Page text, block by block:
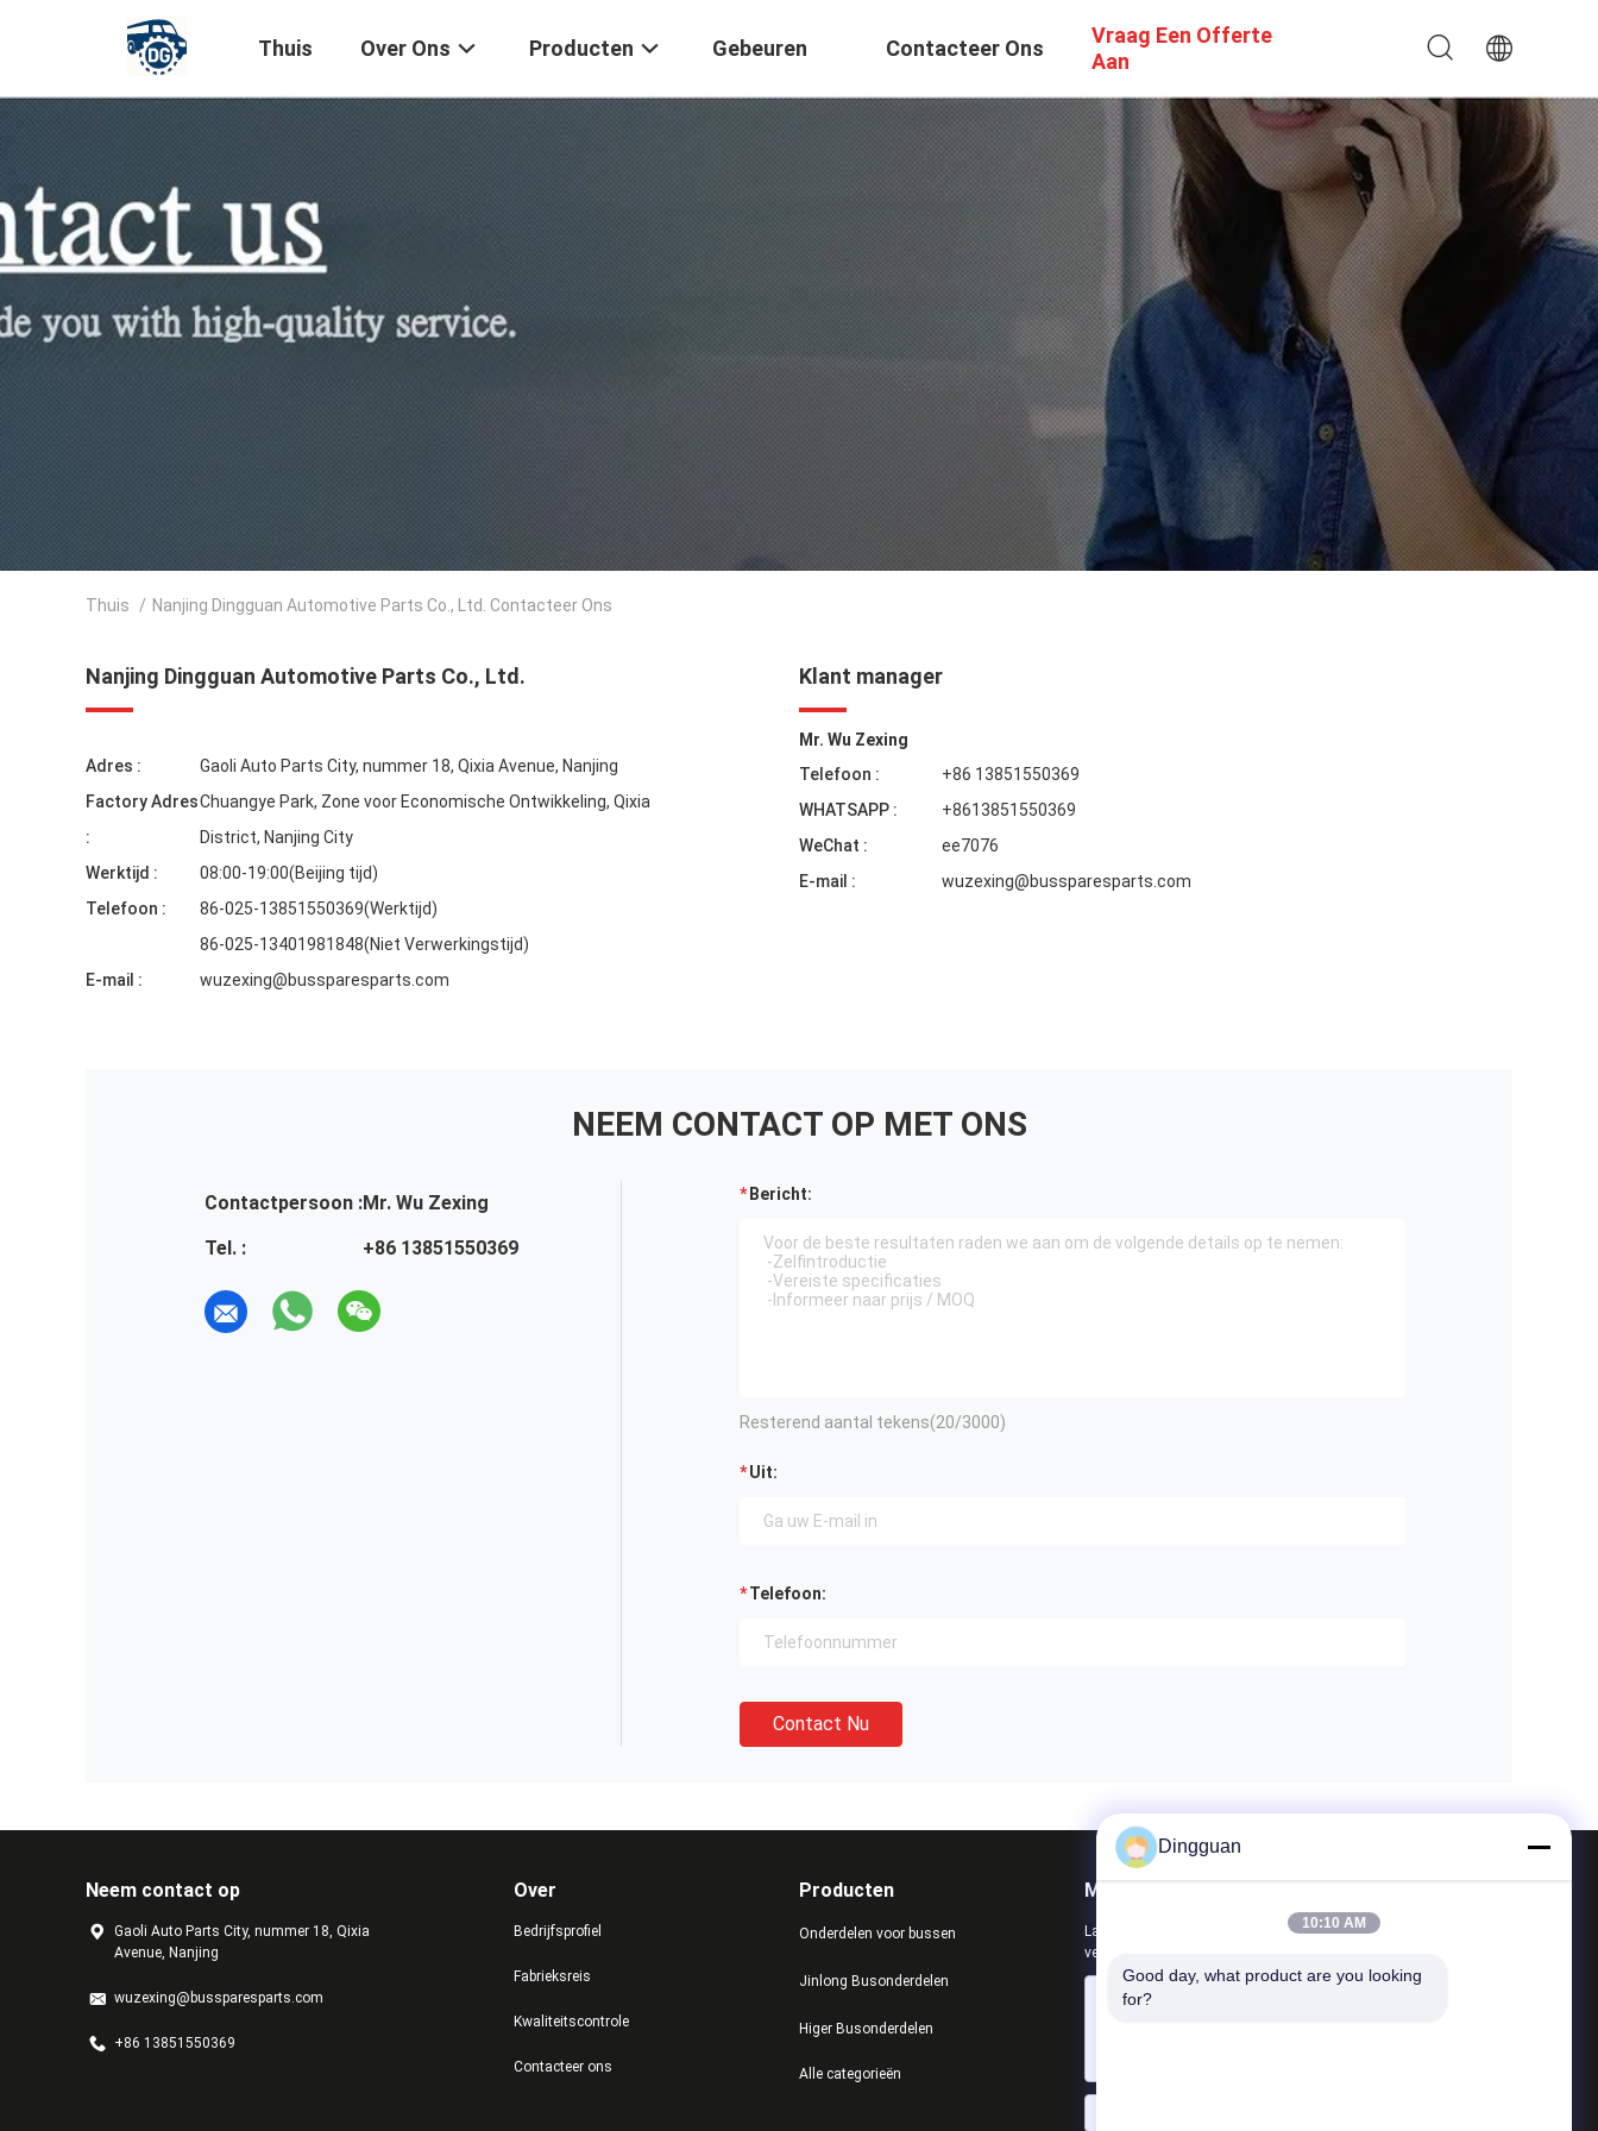
Thuis Over Ons Producten Gebeuren Contacteer Ons
Vraag Een Offerte
Aan
Thuis / Nanjing Dingguan Automotive Parts Co., Ltd. Contacteer Ons
Nanjing Dingguan Automotive Parts Co., Ltd.
Adres :
Gaoli Auto Parts City, nummer 18, Qixia Avenue, Nanjing
Factory Adres
:
Chuangye Park, Zone voor Economische Ontwikkeling, Qixia
District, Nanjing City
Werktijd :
08:00-19:00(Beijing tijd)
Telefoon :
86-025-13851550369(Werktijd)
86-025-13401981848(Niet Verwerkingstijd)
E-mail :
wuzexing@bussparesparts.com
Klant manager
Mr. Wu Zexing
Telefoon :
+86 13851550369
WHATSAPP :
+8613851550369
WeChat :
ee7076
E-mail :
wuzexing@bussparesparts.com
NEEM CONTACT OP MET ONS
Contactpersoon :Mr. Wu Zexing
Tel. :
+86 13851550369
Bericht:
Resterend aantal tekens(20/3000)
Uit:
Telefoon:
Contact Nu
Neem contact op
Gaoli Auto Parts City, nummer 18, Qixia
Avenue, Nanjing
wuzexing@bussparesparts.com
+86 13851550369
Over
Bedrijfsprofiel
Fabrieksreis
Kwaliteitscontrole
Contacteer ons
Producten
Onderdelen voor bussen
Jinlong Busonderdelen
Higer Busonderdelen
Alle categorieën
Mail ons
Laat ons uw vereiste weten. We zullen de beste producten met u
verbinden.
Dingguan
10:10 AM
Good day, what product are you looking
for?